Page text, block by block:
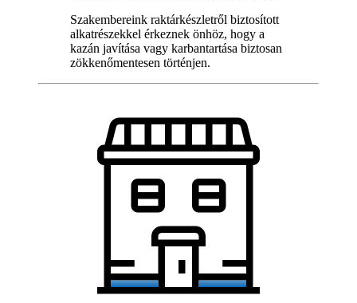
Szakembereink raktárkészletről biztosított
alkatrészekkel érkeznek önhöz, hogy a
kazán javítása vagy karbantartása biztosan
zökkenőmentesen történjen.